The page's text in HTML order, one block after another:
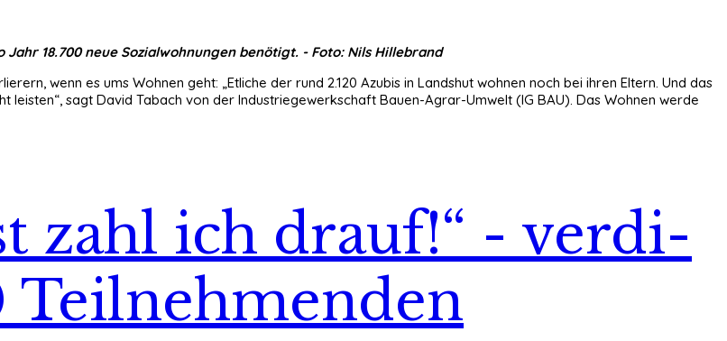
18.700 neue Sozialwohnungen benötigt. - Foto: Nils Hillebrand
wenn es ums Wohnen geht: „Etliche der rund 2.120 Azubis in Landshut wohnen noch bei ihren Eltern. Und das
leisten“, sagt David Tabach von der Industriegewerkschaft Bauen-Agrar-Umwelt (IG BAU). Das Wohnen werde
zahl ich drauf!“ - verdi-